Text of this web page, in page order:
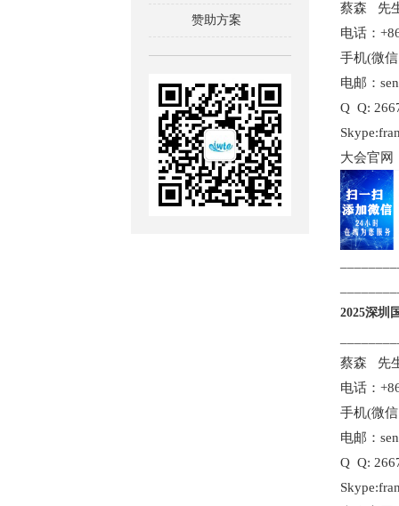
赞助方案
蔡森 先
电话：
手机(微
电邮：
Q Q:
大会官网
2025深圳
蔡森 先
电话：
手机(微
电邮：
Q Q: